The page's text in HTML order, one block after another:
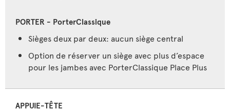
Sièges deux par deux: aucun siège central
Option de réserver un siège avec plus d’espace
pour les jambes avec PorterClassique Place Plus
APPUIE-TÊTE